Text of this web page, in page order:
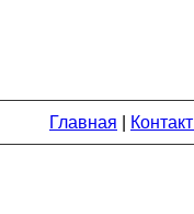
Главная